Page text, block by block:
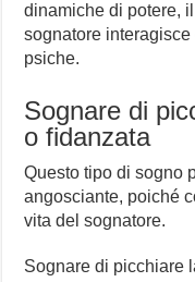
dinamiche di potere,
sognatore interagisce
psiche.
Sognare di
o fidanzata
Questo tipo di sogno
angosciante, poiché
vita del sognatore.
Sognare di picchiare